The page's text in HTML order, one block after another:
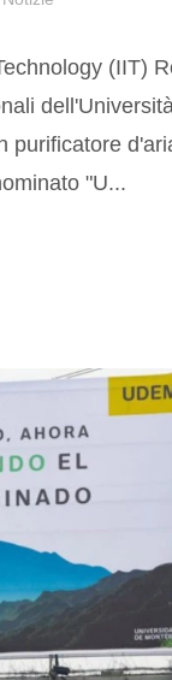
(IIT)
purificatore
"U...